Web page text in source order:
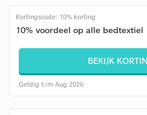
Kortingscode: 10% korting
10% voordeel op alle bedtextiel
BEKIJK
Geldig t/m Aug 2026